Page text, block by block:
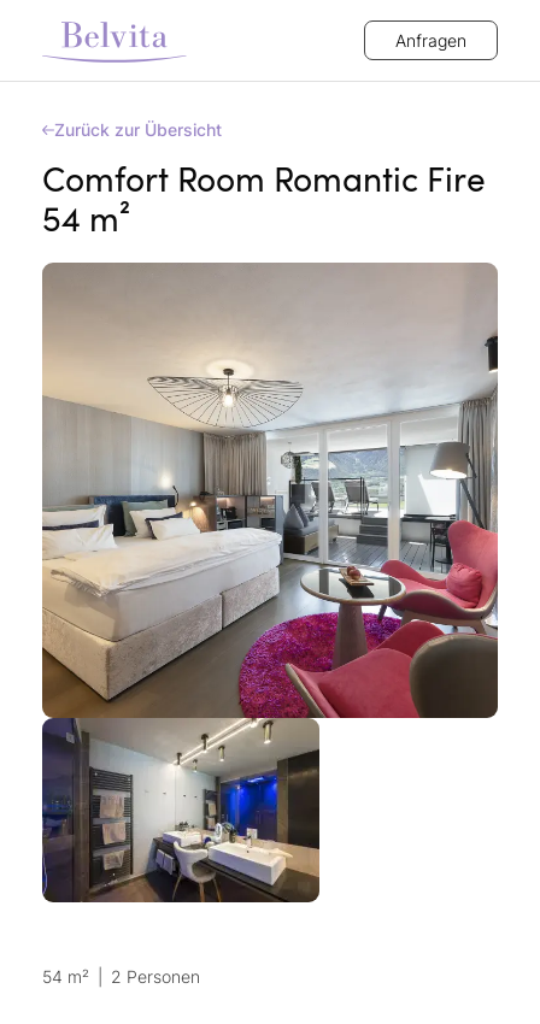
Anfragen
Zurück zur Übersicht
Comfort Room Romantic Fire
54 m²
54 m² 2 Personen